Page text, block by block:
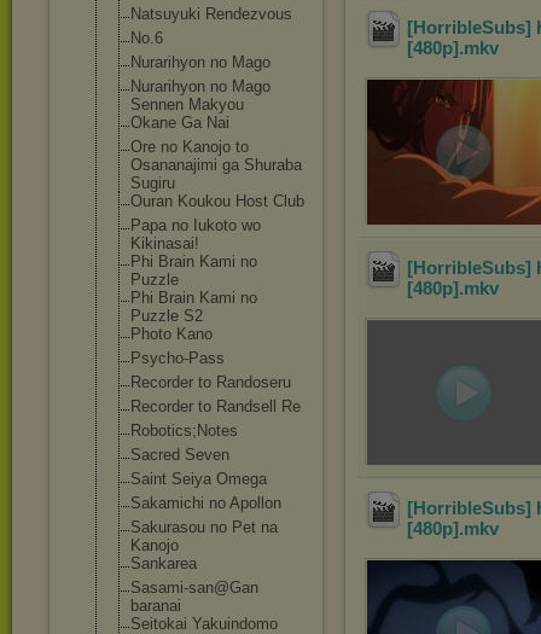
Natsuyuki Rendezvous
No.6
Nurarihyon no Mago
Nurarihyon no Mago
Sennen Makyou
Okane Ga Nai
Ore no Kanojo to
Osananajimi ga Shuraba
Sugiru
Ouran Koukou Host Club
Papa no Iukoto wo
Kikinasai!
Phi Brain Kami no
Puzzle
Phi Brain Kami no
Puzzle S2
Photo Kano
Psycho-Pass
Recorder to Randoseru
Recorder to Randsell Re
Robotics;Notes
Sacred Seven
Saint Seiya Omega
Sakamichi no Apollon
Sakurasou no Pet na
Kanojo
Sankarea
Sasami-san@Gan
baranai
Seitokai Yakuindomo
[HorribleSubs]
[480p] .mkv
[HorribleSubs]
[480p] .mkv
[HorribleSubs]
[480p] .mkv